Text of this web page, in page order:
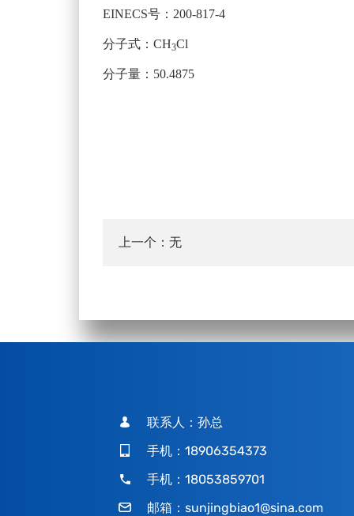
EINECS号：200-817-4
分子式：CH3Cl
分子量：50.4875
上一个：无
联系人：孙总
手机：18906354373
手机：18053859701
邮箱： sunjingbiao1@sina.com